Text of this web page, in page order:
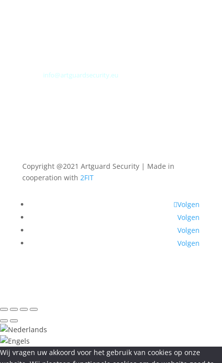
info@artguardsecurity.eu
Copyright @2021 Artguard Security | Made in
cooperation with 2FIT
Volgen
Volgen
Volgen
Volgen
Wij vragen uw akkoord voor het gebruik van cookies op onze